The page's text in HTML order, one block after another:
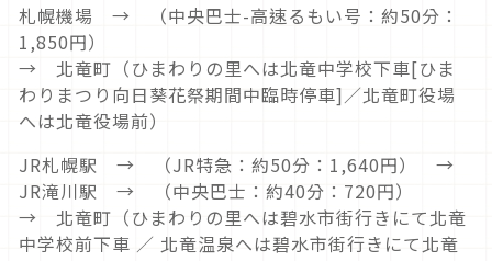
札幌機場 → （中央巴士-高速るもい号：約50分：
1,850円）
→ 北竜町（ひまわりの里へは北竜中学校下車[ひま
わりまつり向日葵花祭期間中臨時停車]／北竜町役場
へは北竜役場前）
JR札幌駅 → （JR特急：約50分：1,640円） →
JR滝川駅 → （中央巴士：約40分：720円）
→ 北竜町（ひまわりの里へは碧水市街行きにて北竜
中学校前下車 ／ 北竜温泉へは碧水市街行きにて北竜